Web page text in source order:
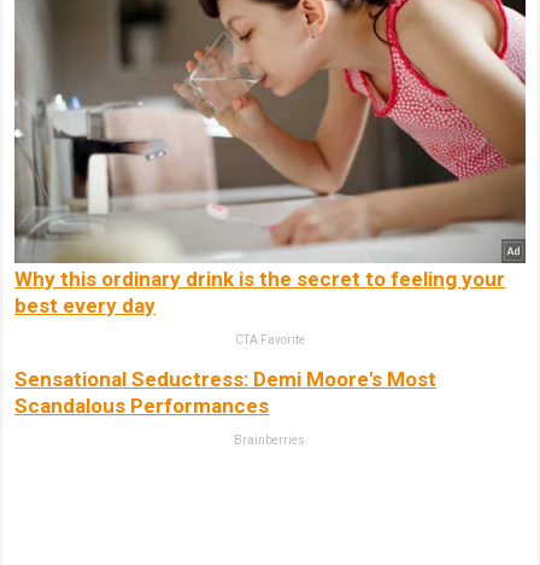
Why this ordinary drink is the secret to feeling your
best every day
CTA Favorite
Sensational Seductress: Demi Moore's Most
Scandalous Performances
Brainberries